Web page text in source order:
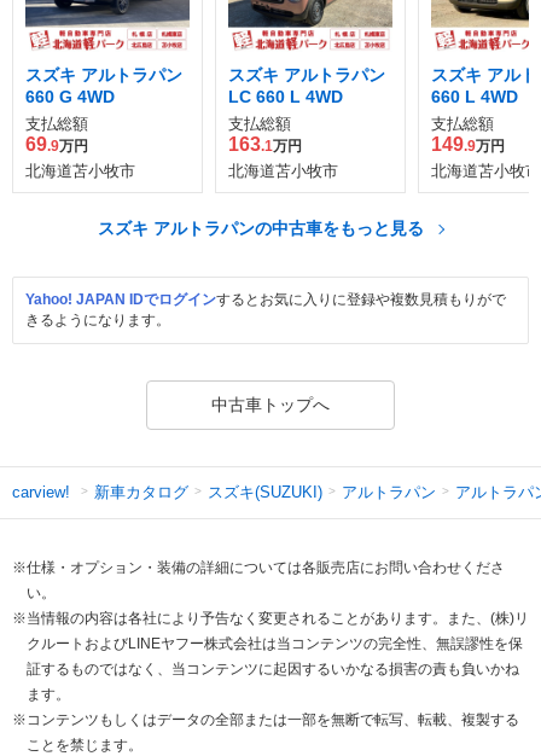
スズキ アルトラパン
660 G 4WD
支払総額
69.9万円
北海道苫小牧市
スズキ アルトラパン
LC 660 L 4WD
支払総額
163.1万円
北海道苫小牧市
スズキ アル
660 L 4WD
支払総額
149.9万円
北海道苫小牧市
スズキ アルトラパンの中古車をもっと見る
Yahoo! JAPAN IDでログインするとお気に入りに登録や複数見積もりがで
きるようになります。
中古車トップへ
carview! 新車カタログ スズキ(SUZUKI) アルトラパン アルトラパ
※仕様・オプション・装備の詳細については各販売店にお問い合わせくださ
い。
※当情報の内容は各社により予告なく変更されることがあります。また、(株)リ
クルートおよびLINEヤフー株式会社は当コンテンツの完全性、無誤謬性を保
証するものではなく、当コンテンツに起因するいかなる損害の責も負いかね
ます。
※コンテンツもしくはデータの全部または一部を無断で転写、転載、複製する
ことを禁じます。